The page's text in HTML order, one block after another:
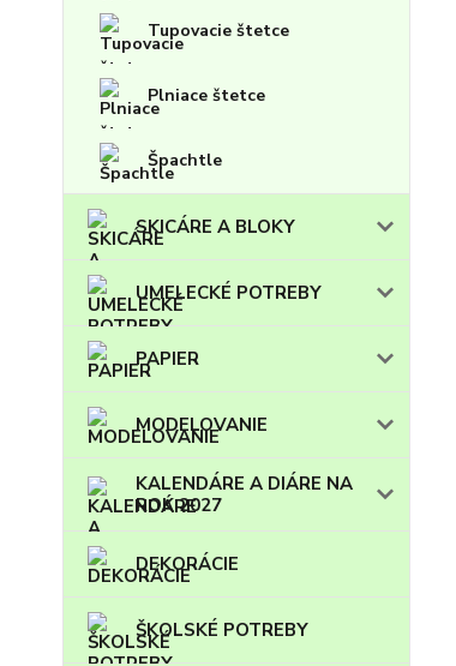
Tupovacie štetce
Plniace štetce
Špachtle
SKICÁRE A BLOKY
UMELECKÉ POTREBY
PAPIER
MODELOVANIE
KALENDÁRE A DIÁRE NA
ROK 2027
DEKORÁCIE
ŠKOLSKÉ POTREBY